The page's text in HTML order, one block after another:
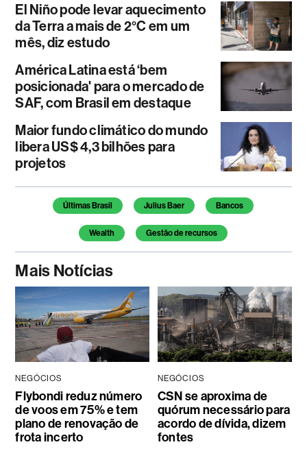
El Niño pode levar aquecimento
da Terra a mais de 2°C em um
mês, diz estudo
América Latina está ‘bem
posicionada' para o mercado de
SAF, com Brasil em destaque
Maior fundo climático do mundo
libera US$ 4,3 bilhões para
projetos
Temas deste artigo
Últimas Brasil Julius Baer Bancos
Wealth Gestão de recursos
Mais Notícias
NEGÓCIOS
Flybondi reduz número
de voos em 75% e tem
plano de renovação de
frota incerto
NEGÓCIOS
CSN se aproxima de
quórum necessário para
acordo de dívida, dizem
fontes